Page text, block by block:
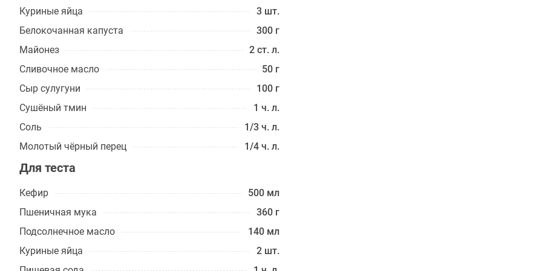
Куриные яйца
3 шт.
Белокоча­нная капуста
300 г
Майонез
2 ст. л.
Сливочное масло
50 г
Сыр сулугуни
100 г
Сушёный тмин
1 ч. л.
Соль
1/3 ч. л.
Молотый чёрный перец
1/4 ч. л.
Для теста
Кефир
500 мл
Пшеничная мука
360 г
Подсолнечное масло
140 мл
Куриные яйца
2 шт.